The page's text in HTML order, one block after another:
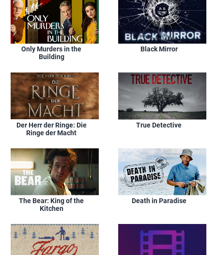
Only Murders in the
Building
Black Mirror
Der Herr der Ringe: Die
Ringe der Macht
True Detective
The Bear: King of the
Kitchen
Death in Paradise